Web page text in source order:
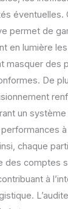
éventuelles.
permet de
en lumière
masquer des
De
un
chaque
des comptes
à